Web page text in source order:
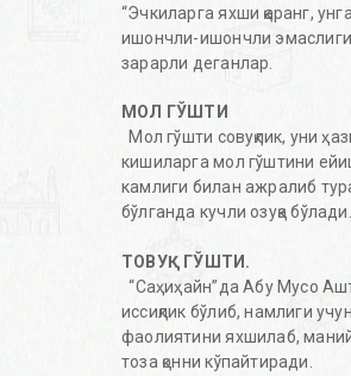
“Эчкиларга яхши қаранг,
ишончли-ишончли эмаслиги
зарарли деганлар.
МОЛ ГЎШТИ
Мол гўшти совуқлик, уни
кишиларга мол гўштини
камлиги билан ажралиб
бўлганда кучли озуқа бўлади.
ТОВУҚ ГЎШТИ.
“Саҳиҳайн”да Абу Мусо
иссиқлик бўлиб, намлиги
фаолиятини яхшилаб,
тоза қонни кўпайтиради.